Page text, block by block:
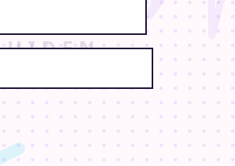
medier og vores hjemmeside, hvor vi
på vores hjemmeside: